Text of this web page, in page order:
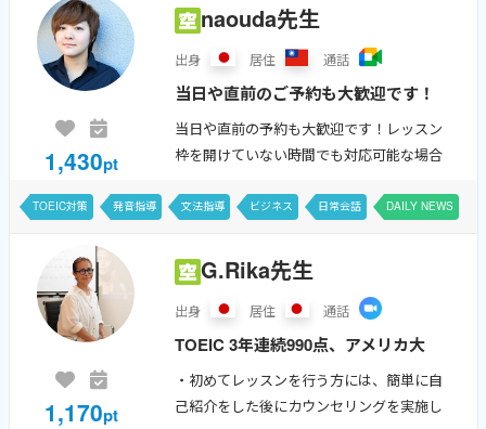
紹...
1,430pt
naouda先生
出身 居住 通話
当日や直前のご予約も大歓迎です！
【TOEIC985点/海外在住歴アメリカ
5年、カナダ1年、台湾10年】旅先
の気持ちを英語だったらどんな風に
当日や直前の予約も大歓迎です！レッスン
枠を開けていない時間でも対応可能な場合
ださい。引き続きどうぞよろしくお願いい
TOEIC対策 発音指導 文法指導 ビジネス 日常会話 DAILY NEWS
1,170pt
G.Rika先生
出身 居住 通話
TOEIC 3年連続990点、アメリカ大
学留学4年、講師歴8年の経験を生
かして、発音・文法・トラベル英会
・初めてレッスンを行う方には、簡単に自
己紹介をした後にカウンセリングを実施し